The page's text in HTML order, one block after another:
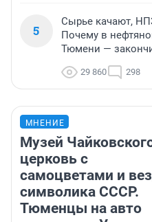
5
Сырье качают,
Почему в
Тюмени —
29 860 298
МНЕНИЕ
Музей
церковь с
самоцветами и
символика СССР.
Тюменцы на авто